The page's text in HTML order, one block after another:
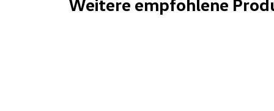
Weitere empfohlene